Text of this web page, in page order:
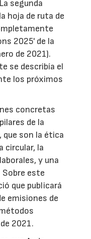
segunda
hoja de ruta de
2025' de la
de 2021).
se describía el
los próximos
concretas
de la
que son la ética
circular, la
y una
este
que publicará
emisiones de
2021.